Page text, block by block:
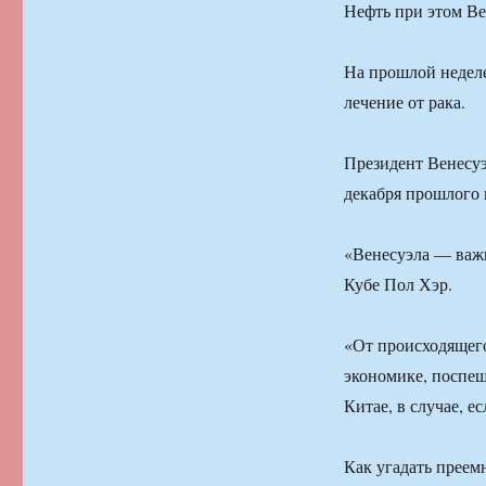
Нефть при этом
На прошлой
лечение от рака.
Президент
декабря прошлого
«Венесуэла —
Кубе Пол Хэр.
«От
экономике,
Китае, в случае,
Как угадать